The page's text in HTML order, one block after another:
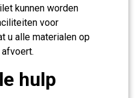
kunnen worden
voor
u alle materialen op
hulp